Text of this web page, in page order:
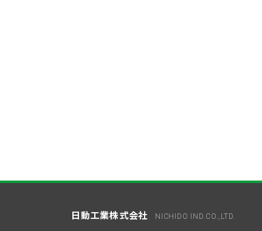
日動工業株式会社 NICHIDO IND.CO.,LTD.